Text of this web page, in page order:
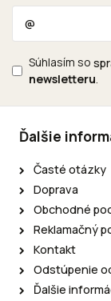
Súhlasím so
newsletteru.
Ďalšie
Časté otázky
Doprava
Obchodné
Reklamačný
Kontakt
Odstúpenie
Ďalšie